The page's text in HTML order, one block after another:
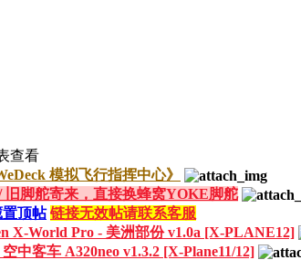
查看
模拟飞行指挥中心》
旧脚舵寄来，直接换蜂窝YOKE脚舵
置顶帖 链接无效帖请联系客服
X-World Pro - 美洲部份 v1.0a [X-PLANE12]
中客车 A320neo v1.3.2 [X-Plane11/12]